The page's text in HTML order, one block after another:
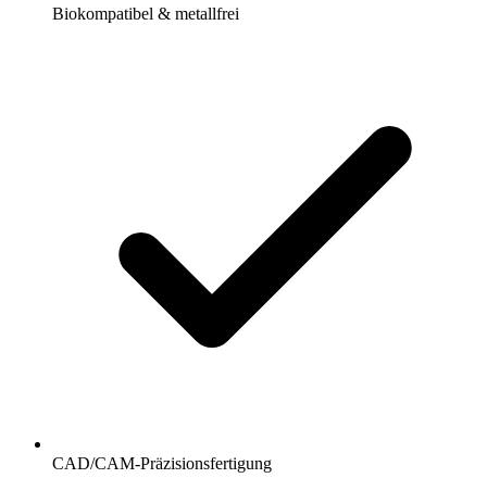
Biokompatibel & metallfrei
CAD/CAM-Präzisionsfertigung